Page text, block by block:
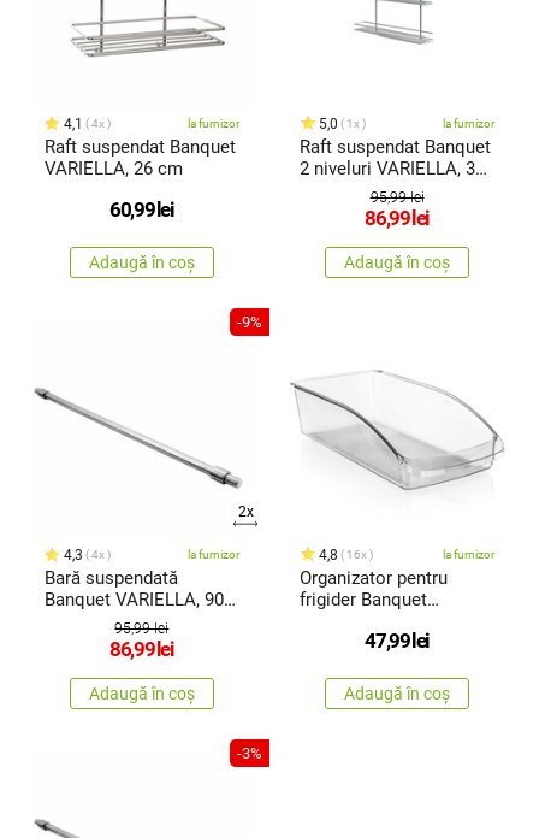
4,1 4x la furnizor
Raft suspendat Banquet
VARIELLA, 26 cm
60,99 lei
Adaugă în coș
5,0 1x la furnizor
Raft suspendat Banquet
2 niveluri VARIELLA, 37
95,99 lei
86,99 lei
Adaugă în coș
-9%
2x
4,3 4x la furnizor
Bară suspendată
Banquet VARIELLA, 90
95,99 lei
86,99 lei
Adaugă în coș
4,8 16x la furnizor
Organizator pentru
frigider Banquet
47,99 lei
Adaugă în coș
-3%